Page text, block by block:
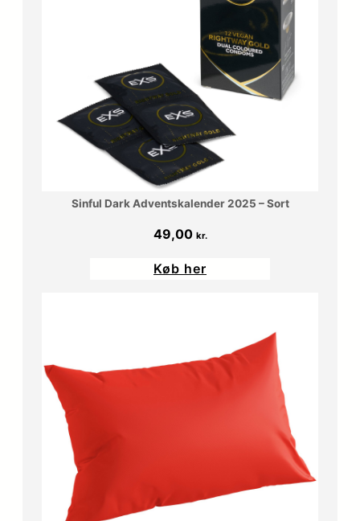
Sinful Dark Adventskalender 2025 – Sort
49,00 kr.
Køb her